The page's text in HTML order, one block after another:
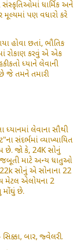
ધાર્મિક અને
પણ વધારો કરે
હોવા છતાં, ભૌતિક
રોકાણ કરવું એ એક
ધ્યાને લેવાની
છે જે તમને તમારી
ધ્યાનમાં લેવાના સૌથી
સંદર્ભમાં વ્યાખ્યાયિત
છે. જો કે, 24K સોનું
માટે અન્ય ધાતુઓ
22k સોનું એ સોનાના 22
મેટલ એલોયના 2
મોંઘું છે.
બાર, જ્વેલરી.